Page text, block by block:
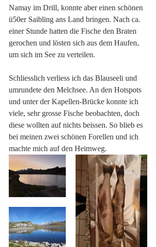
Namay im Drill, konnte aber einen schönen
ü50er Saibling ans Land bringen. Nach ca.
einer Stunde hatten die Fische den Braten
gerochen und lösten sich aus dem Haufen,
um sich im See zu verteilen.
Schliesslich verliess ich das Blauseeli und
umrundete den Melchsee. An den Hotspots
und unter der Kapellen-Brücke konnte ich
viele, sehr grosse Fische beobachten, doch
diese wollten auf nichts beissen. So blieb es
bei meinen zwei schönen Forellen und ich
machte mich auf den Heimweg.